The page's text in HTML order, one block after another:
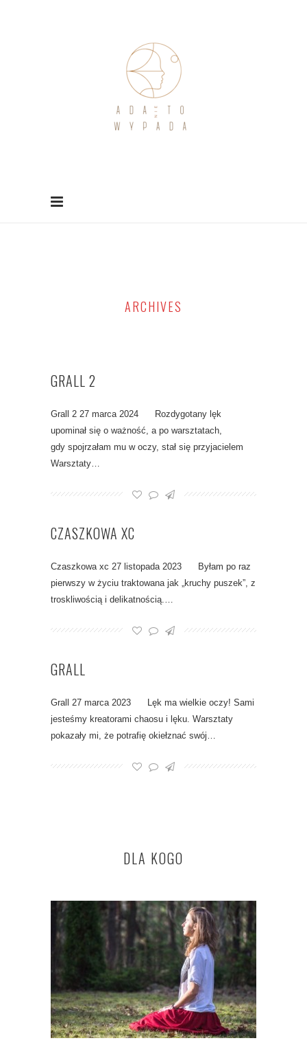
ARCHIVES
GRALL 2
Grall 2 27 marca 2024 Rozdygotany lęk
upominał się o ważność, a po warsztatach,
gdy spojrzałam mu w oczy, stał się przyjacielem
Warsztaty…
CZASZKOWA XC
Czaszkowa xc 27 listopada 2023 Byłam po raz
pierwszy w życiu traktowana jak „kruchy puszek”, z
troskliwością i delikatnością.…
GRALL
Grall 27 marca 2023 Lęk ma wielkie oczy! Sami
jesteśmy kreatorami chaosu i lęku. Warsztaty
pokazały mi, że potrafię okiełznać swój…
DLA KOGO